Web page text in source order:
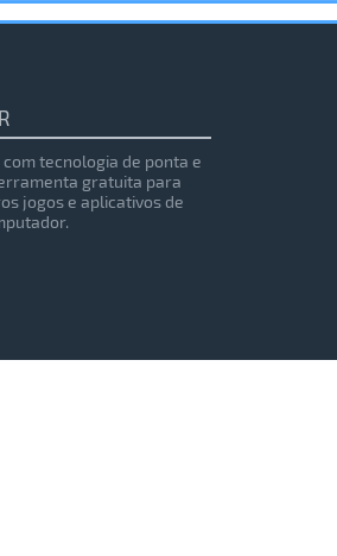
tecnologia de ponta e
gratuita para
jogos e aplicativos de